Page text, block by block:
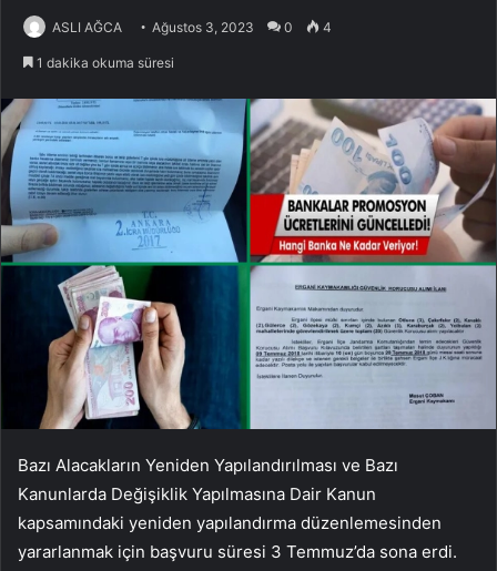
ASLI AĞCA Ağustos 3, 2023 0 4
1 dakika okuma süresi
Bazı Alacakların Yeniden Yapılandırılması ve Bazı
Kanunlarda Değişiklik Yapılmasına Dair Kanun
kapsamındaki yeniden yapılandırma düzenlemesinden
yararlanmak için başvuru süresi 3 Temmuz’da sona erdi.